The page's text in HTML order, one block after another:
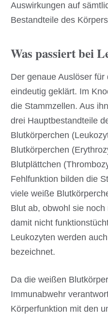
Auswirkungen auf
Bestandteile des
Was passiert bei
Der genaue Auslöser
eindeutig geklärt. Im
die Stammzellen. Aus
drei Hauptbestandteile
Blutkörperchen
Blutkörperchen
Blutplättchen
Fehlfunktion bilden die
viele weiße
Blut ab, obwohl sie
damit nicht
Leukozyten werden
bezeichnet.
Da die weißen
Immunabwehr
Körperfunktion mit den